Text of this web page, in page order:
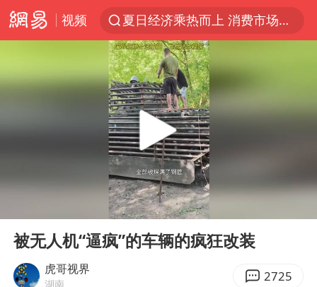
视频
夏日经济乘热而上 消费市场向新而行
王传君 《披荆斩棘》
美将每月供乌爱国者拦截导弹
Play
被无人机“逼疯”的车辆的疯狂改装
虎哥视界
湖南 2725